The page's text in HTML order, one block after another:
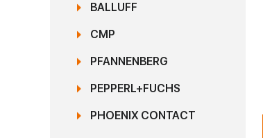
BALLUFF
CMP
PFANNENBERG
PEPPERL+FUCHS
PHOENIX CONTACT